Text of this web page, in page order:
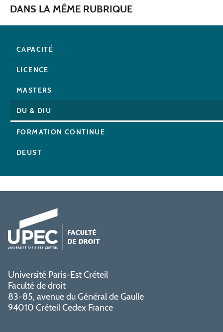
DANS LA MÊME RUBRIQUE
CAPACITÉ
LICENCE
MASTERS
DU & DIU
FORMATION CONTINUE
DEUST
Université Paris-Est Créteil
Faculté de droit
83-85, avenue du Général de Gaulle
94010 Créteil Cedex France